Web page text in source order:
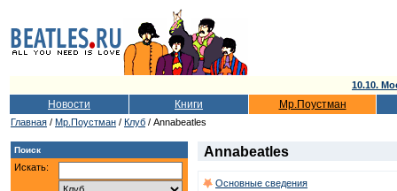
10.10.
Новости Книги Мр.Поустман
Главная / Мр.Поустман / Клуб / Annabeatles
Поиск
Искать:
Annabeatles
Основные сведения